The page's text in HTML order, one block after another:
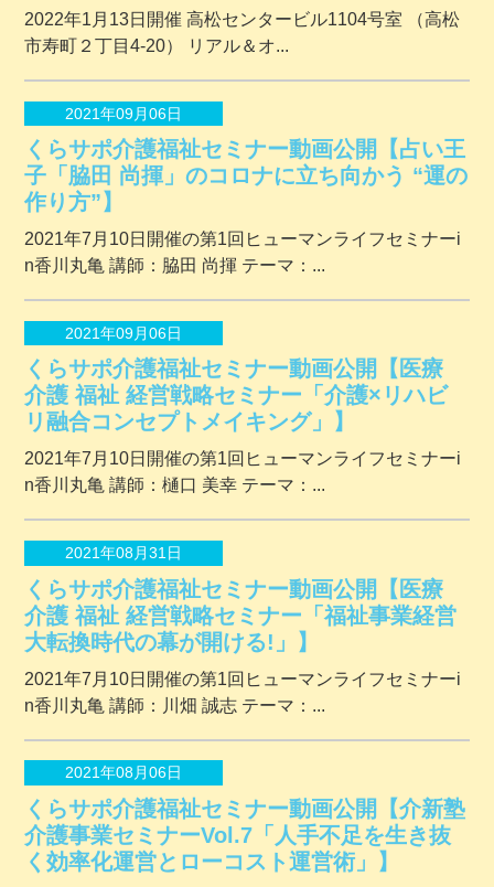
2022年1月13日開催 ⾼松センタービル1104号室 （⾼松
市寿町２丁⽬4-20） リアル＆オ...
2021年09月06日
くらサポ介護福祉セミナー動画公開【占い王
子「脇田 尚揮」のコロナに立ち向かう “運の
作り方”】
2021年7月10日開催の第1回ヒューマンライフセミナーi
n香川丸亀 講師：脇田 尚揮 テーマ：...
2021年09月06日
くらサポ介護福祉セミナー動画公開【医療
介護 福祉 経営戦略セミナー「介護×リハビ
リ融合コンセプトメイキング」】
2021年7月10日開催の第1回ヒューマンライフセミナーi
n香川丸亀 講師：樋口 美幸 テーマ：...
2021年08月31日
くらサポ介護福祉セミナー動画公開【医療
介護 福祉 経営戦略セミナー「福祉事業経営
大転換時代の幕が開ける!」】
2021年7月10日開催の第1回ヒューマンライフセミナーi
n香川丸亀 講師：川畑 誠志 テーマ：...
2021年08月06日
くらサポ介護福祉セミナー動画公開【介新塾
介護事業セミナーVol.7「人手不足を生き抜
く効率化運営とローコスト運営術」】